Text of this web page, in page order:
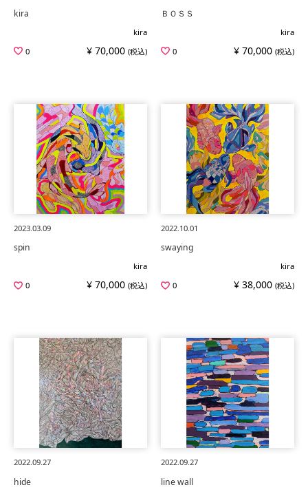
kira
kira
0
¥ 70,000 (税込)
ＢＯＳＳ
kira
0
¥ 70,000 (税込)
2023.03.09
spin
kira
0
¥ 70,000 (税込)
2022.10.01
swaying
kira
0
¥ 38,000 (税込)
2022.09.27
hide
2022.09.27
line wall